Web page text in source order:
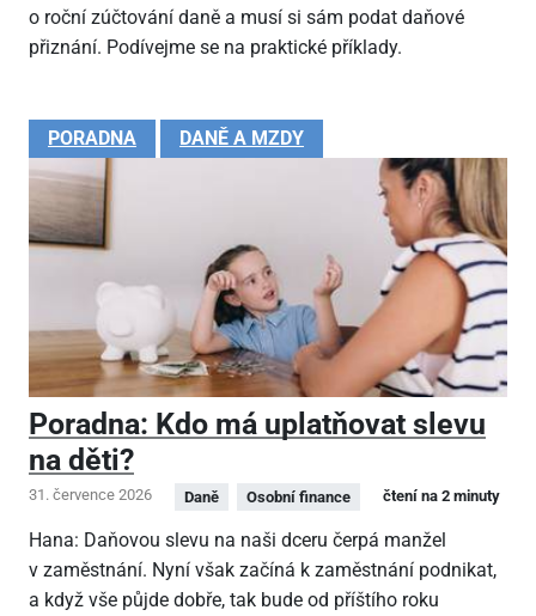
o roční zúčtování daně a musí si sám podat daňové
přiznání. Podívejme se na praktické příklady.
PORADNA DANĚ A MZDY
Poradna: Kdo má uplatňovat slevu
na děti?
31. července 2026 Daně Osobní finance čtení na 2 minuty
Hana: Daňovou slevu na naši dceru čerpá manžel
v zaměstnání. Nyní však začíná k zaměstnání podnikat,
a když vše půjde dobře, tak bude od příštího roku